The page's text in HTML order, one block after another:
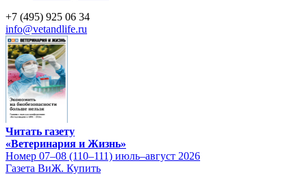
+7 (495) 925 06 34
info@vetandlife.ru
Читать газету
«Ветеринария и Жизнь»
Номер 07–08 (110–111) июль–август 2026
Газета ВиЖ. Купить